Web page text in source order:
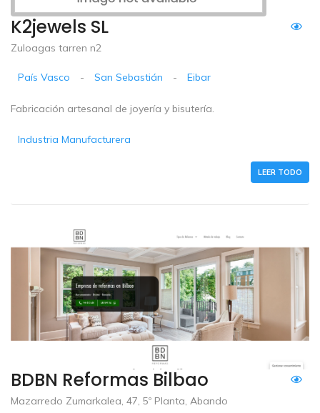
K2jewels SL
Zuloagas tarren n2
País Vasco - San Sebastián - Eibar
Fabricación artesanal de joyería y bisutería.
Industria Manufacturera
LEER TODO
BDBN Reformas Bilbao
Mazarredo Zumarkalea, 47, 5º Planta, Abando